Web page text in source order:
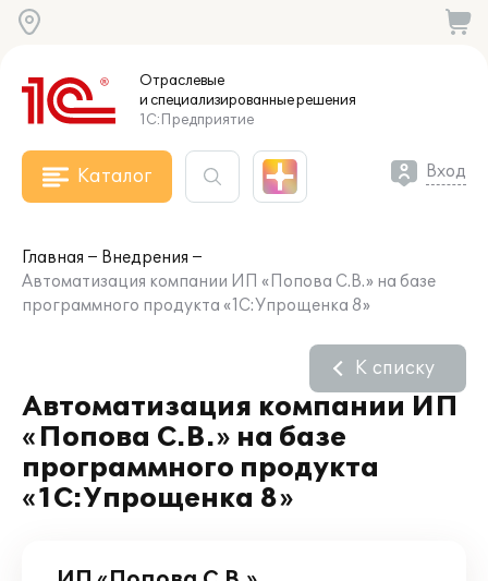
Отраслевые
и специализированныерешения
1С:Предприятие
Каталог Вход
Главная
Внедрения
Автоматизация компании ИП «Попова С.В.» на базе
программного продукта «1С:Упрощенка 8»
Автоматизация компании ИП
«Попова С.В.» на базе
программного продукта
«1С:Упрощенка 8»
К списку